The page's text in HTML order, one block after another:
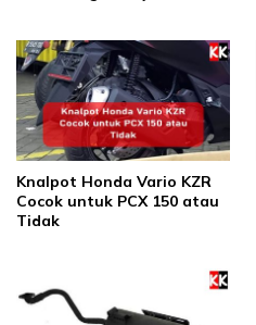
Knalpot Honda Vario KZR
Cocok untuk PCX 150 atau
Tidak